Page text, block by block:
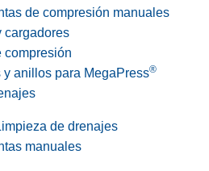
de compresión manuales
cargadores
compresión
y anillos para MegaPress®
de drenajes
manuales